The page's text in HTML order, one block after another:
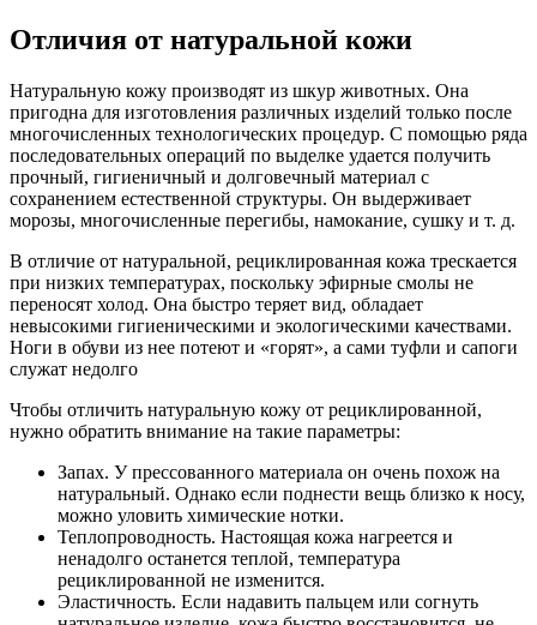
Отличия от натуральной кожи
Натуральную кожу производят из шкур животных. Она
пригодна для изготовления различных изделий только после
многочисленных технологических процедур. С помощью ряда
последовательных операций по выделке удается получить
прочный, гигиеничный и долговечный материал с
сохранением естественной структуры. Он выдерживает
морозы, многочисленные перегибы, намокание, сушку и т. д.
В отличие от натуральной, рециклированная кожа трескается
при низких температурах, поскольку эфирные смолы не
переносят холод. Она быстро теряет вид, обладает
невысокими гигиеническими и экологическими качествами.
Ноги в обуви из нее потеют и «горят», а сами туфли и сапоги
служат недолго
Чтобы отличить натуральную кожу от рециклированной,
нужно обратить внимание на такие параметры:
Запах. У прессованного материала он очень похож на
натуральный. Однако если поднести вещь близко к носу,
можно уловить химические нотки.
Теплопроводность. Настоящая кожа нагреется и
ненадолго останется теплой, температура
рециклированной не изменится.
Эластичность. Если надавить пальцем или согнуть